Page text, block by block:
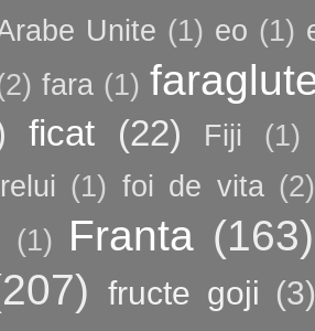
Unite (1) eo (1)
fara (1)
ficat (22) Fiji
(1)
(1) foi de vita (2)
(1) Franta (163)
fructe goji (3)